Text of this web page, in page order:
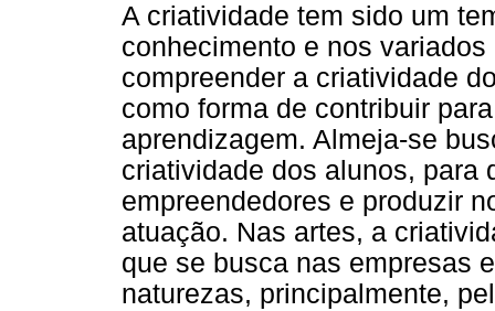
A criatividade tem sido um
conhecimento e nos
compreender a criatividade
como forma de contribuir
aprendizagem. Almeja-se
criatividade dos alunos, para
empreendedores e produzir
atuação. Nas artes, a
que se busca nas empresas
naturezas, principalmente,